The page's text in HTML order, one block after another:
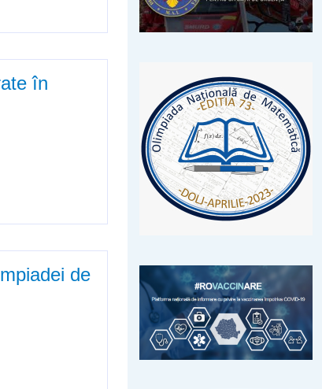
învățământ
în
22.12.2017 –
de
romanice (actualizat)